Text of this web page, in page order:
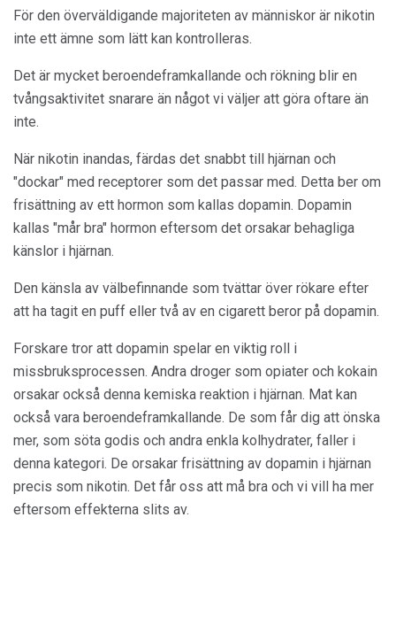
För den överväldigande majoriteten av människor är nikotin
inte ett ämne som lätt kan kontrolleras.
Det är mycket beroendeframkallande och rökning blir en
tvångsaktivitet snarare än något vi väljer att göra oftare än
inte.
När nikotin inandas, färdas det snabbt till hjärnan och
"dockar" med receptorer som det passar med. Detta ber om
frisättning av ett hormon som kallas dopamin. Dopamin
kallas "mår bra" hormon eftersom det orsakar behagliga
känslor i hjärnan.
Den känsla av välbefinnande som tvättar över rökare efter
att ha tagit en puff eller två av en cigarett beror på dopamin.
Forskare tror att dopamin spelar en viktig roll i
missbruksprocessen. Andra droger som opiater och kokain
orsakar också denna kemiska reaktion i hjärnan. Mat kan
också vara beroendeframkallande. De som får dig att önska
mer, som söta godis och andra enkla kolhydrater, faller i
denna kategori. De orsakar frisättning av dopamin i hjärnan
precis som nikotin. Det får oss att må bra och vi vill ha mer
eftersom effekterna slits av.